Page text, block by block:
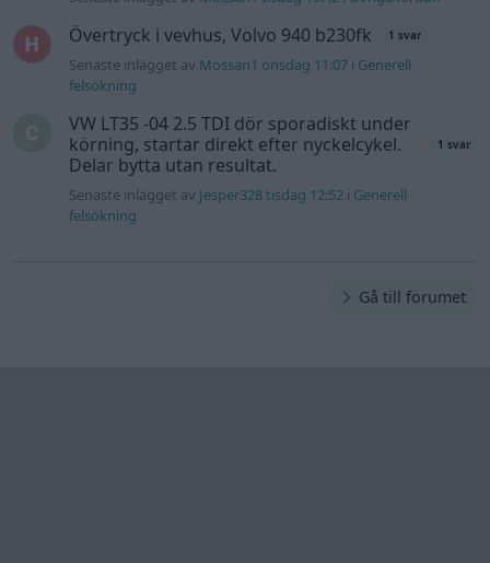
Övertryck i vevhus, Volvo 940 b230fk 1 svar
Senaste inlägget av Mossan1 onsdag 11:07 i Generell
felsökning
VW LT35 -04 2.5 TDI dör sporadiskt under
körning, startar direkt efter nyckelcykel.
Delar bytta utan resultat.
1 svar
Senaste inlägget av Jesper328 tisdag 12:52 i Generell
felsökning
Gå till forumet